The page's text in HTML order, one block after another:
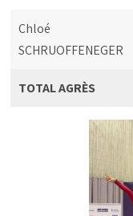
Chloé
SCHRUOFFENEGER
TOTAL AGRÈS